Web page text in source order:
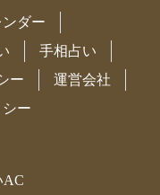
ダー
手相占い
ー
運営会社
ー
AC